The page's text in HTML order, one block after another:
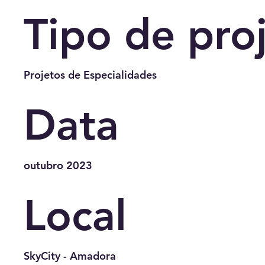
Tipo de
Projetos de Especialidades
Data
outubro 2023
Local
SkyCity - Amadora